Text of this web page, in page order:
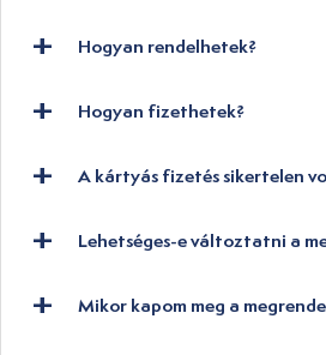
Hogyan rendelhetek?
Hogyan fizethetek?
A kártyás fizetés sikertelen
Lehetséges-e változtatni a
Mikor kapom meg a